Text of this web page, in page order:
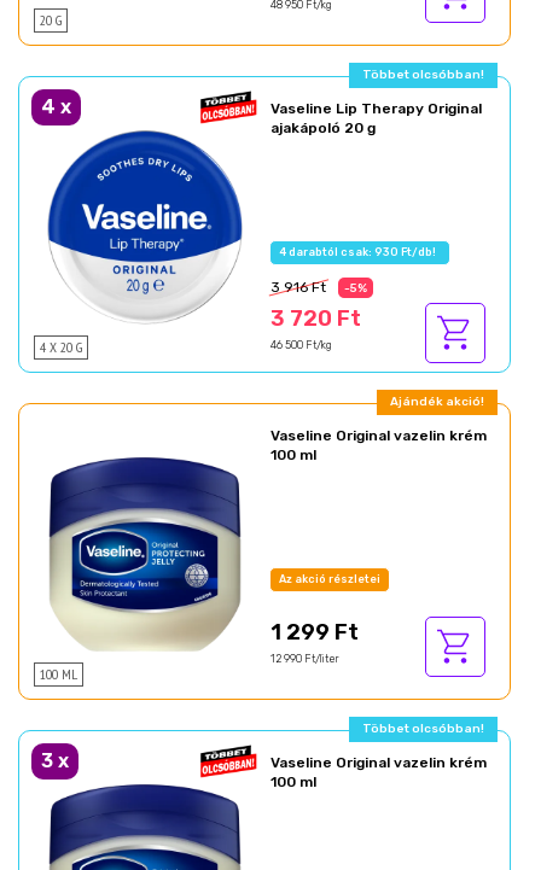
20 G
48 950 Ft/kg
Többet olcsóbban!
4 x
4 X 20 G
Vaseline Lip Therapy Original
ajakápoló 20 g
4 darabtól csak: 930 Ft/db!
3 916 Ft -5%
3 720 Ft
46 500 Ft/kg
Ajándék akció!
100 ML
Vaseline Original vazelin krém
100 ml
Az akció részletei
1 299 Ft
12 990 Ft/liter
Többet olcsóbban!
3 x
Vaseline Original vazelin krém
100 ml